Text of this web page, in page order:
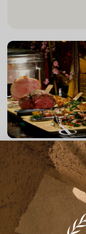
Thực Đơn
Cung cấp các
bảo đáp ứng